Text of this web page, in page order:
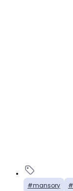
mansory